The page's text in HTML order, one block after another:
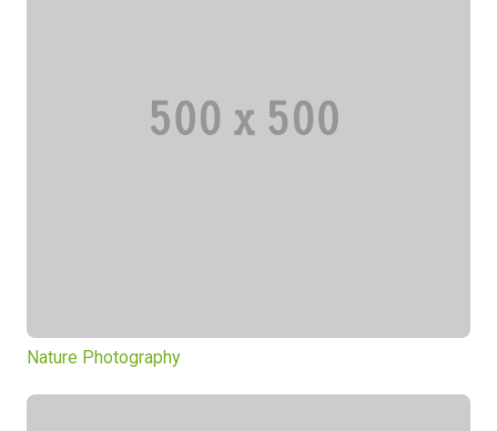
Nature Photography